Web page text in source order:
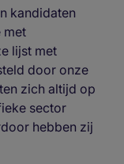
kandidaten
met
lijst met
door onze
zich altijd op
sector
hebben zij